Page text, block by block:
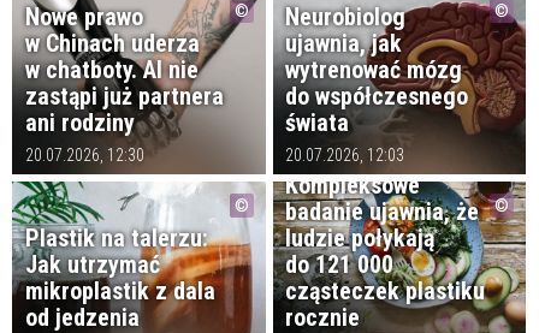
Nowe prawo
w Chinach uderza
w chatboty. AI nie
zastąpi już partnera
ani rodziny
20.07.2026, 12:30
Neurobiolog
ujawnia, jak
wytrenować mózg
do współczesnego
świata
20.07.2026, 12:03
Plastik na talerzu:
Jak utrzymać
mikroplastik z dala
od jedzenia
Kompleksowe
badanie ujawnia, że ​​
ludzie połykają
do 121 000
cząsteczek plastiku
rocznie